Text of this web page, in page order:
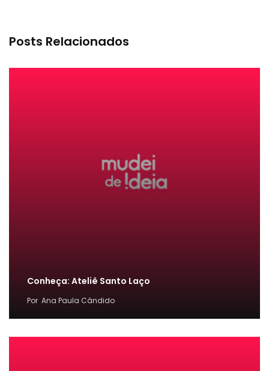
Posts Relacionados
Conheça: Ateliê Santo Laço
Por Ana Paula Cândido